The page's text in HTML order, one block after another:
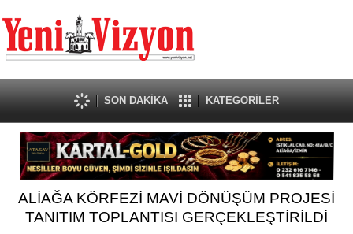
SON DAKİKA KATEGORİLER
ALİAĞA KÖRFEZİ MAVİ DÖNÜŞÜM PROJESİ
TANITIM TOPLANTISI GERÇEKLEŞTİRİLDİ